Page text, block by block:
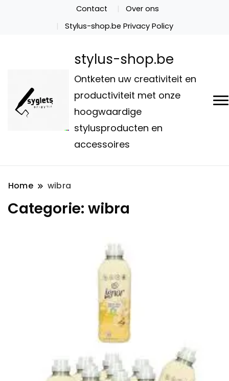
Contact
Over ons
Stylus-shop.be Privacy Policy
stylus-shop.be
Ontketen uw creativiteit en
productiviteit met onze
hoogwaardige
stylusproducten en
accessoires
Home wibra
Categorie: wibra